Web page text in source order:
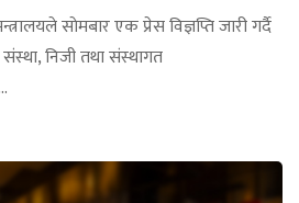
साेमबार एक प्रेस विज्ञप्ति जारी गर्दै
निजी तथा संस्थागत